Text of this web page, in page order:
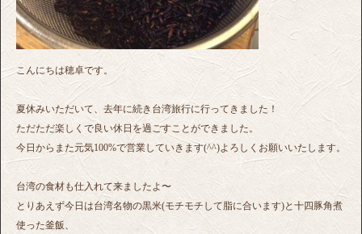
こんにちは穂卓です。
夏休みいただいて、去年に続き台湾旅行に行ってきました！
ただただ楽しくで良い休日を過ごすことができました。
今日からまた元気100%で営業していきます(^^)よろしくお願いいたします。
台湾の食材も仕入れて来ましたよ〜
とりあえず今日は台湾名物の黒米(モチモチして脂に合います)と十四豚角煮
使った釜飯、